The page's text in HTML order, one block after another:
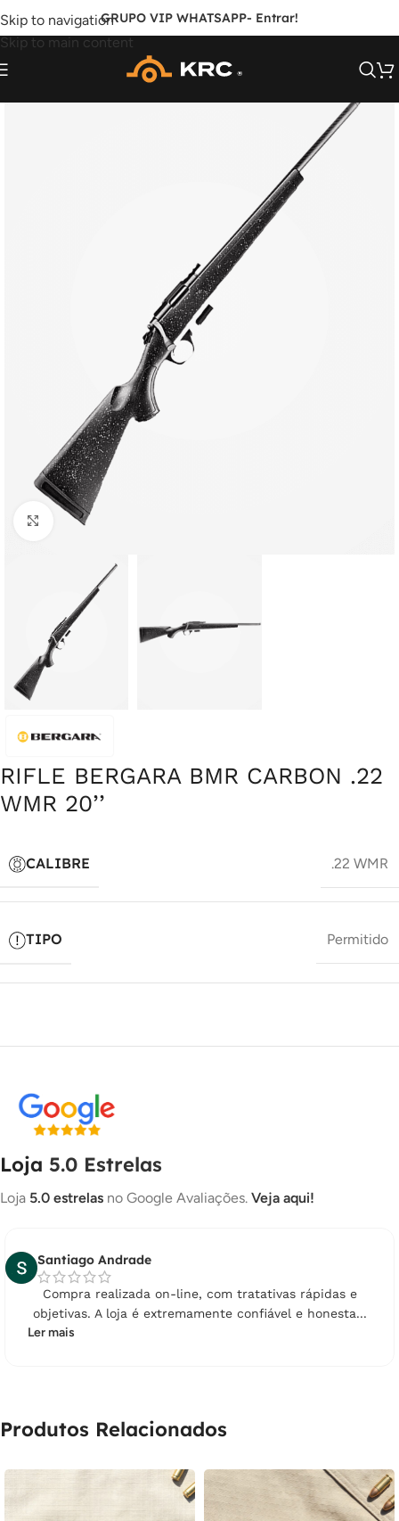
Skip to navigation
Skip to main content
GRUPO VIP WHATSAPP- Entrar!
Clique para ampliar
RIFLE BERGARA BMR CARBON .22
WMR 20’’
CALIBRE .22 WMR
TIPO Permitido
Loja 5.0 Estrelas
Loja 5.0 estrelas no Google Avaliações. Veja aqui!
Santiago Andrade
Compra realizada on-line, com tratativas rápidas e
objetivas. A loja é extremamente confiável e honesta...
Ler mais
Produtos Relacionados